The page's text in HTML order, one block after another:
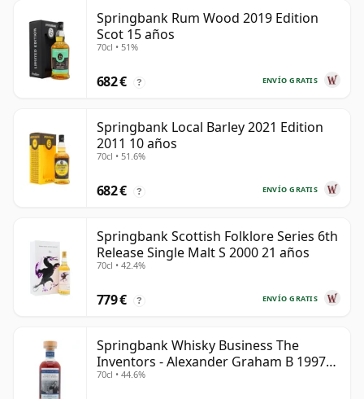
Springbank Rum Wood 2019 Edition
Scot 15 años
70cl • 51%
ENVÍO GRATIS
682 € ?
Springbank Local Barley 2021 Edition
2011 10 años
70cl • 51.6%
ENVÍO GRATIS
682 € ?
Springbank Scottish Folklore Series 6th
Release Single Malt S 2000 21 años
70cl • 42.4%
ENVÍO GRATIS
779 € ?
Springbank Whisky Business The
Inventors - Alexander Graham B 1997
28 años
70cl • 44.6%